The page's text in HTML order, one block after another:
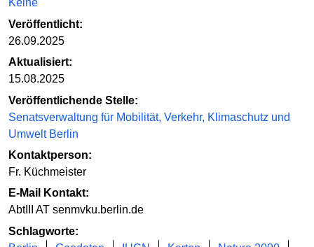
Keine
Veröffentlicht:
26.09.2025
Aktualisiert:
15.08.2025
Veröffentlichende Stelle:
Senatsverwaltung für Mobilität, Verkehr, Klimaschutz und
Umwelt Berlin
Kontaktperson:
Fr. Küchmeister
E-Mail Kontakt:
AbtIII AT senmvku.berlin.de
Schlagworte: